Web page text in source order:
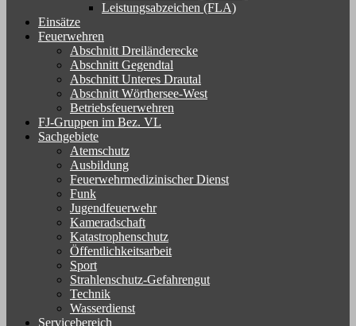
Leistungsabzeichen (FLA)
Einsätze
Feuerwehren
Abschnitt Dreiländerecke
Abschnitt Gegendtal
Abschnitt Unteres Drautal
Abschnitt Wörthersee-West
Betriebsfeuerwehren
FJ-Gruppen im Bez. VL
Sachgebiete
Atemschutz
Ausbildung
Feuerwehrmedizinischer Dienst
Funk
Jugendfeuerwehr
Kameradschaft
Katastrophenschutz
Öffentlichkeitsarbeit
Sport
Strahlenschutz-Gefahrengut
Technik
Wasserdienst
Servicebereich